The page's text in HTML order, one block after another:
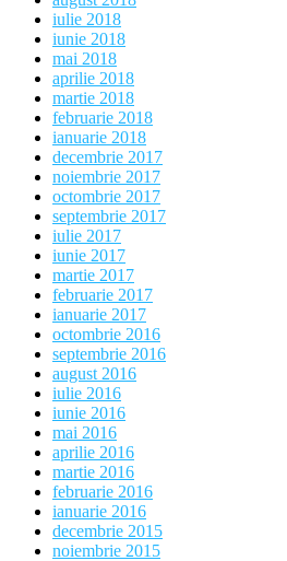
iulie 2018
iunie 2018
mai 2018
aprilie 2018
martie 2018
februarie 2018
ianuarie 2018
decembrie 2017
noiembrie 2017
octombrie 2017
septembrie 2017
iulie 2017
iunie 2017
martie 2017
februarie 2017
ianuarie 2017
octombrie 2016
septembrie 2016
august 2016
iulie 2016
iunie 2016
mai 2016
aprilie 2016
martie 2016
februarie 2016
ianuarie 2016
decembrie 2015
noiembrie 2015